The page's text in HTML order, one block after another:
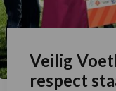
Veilig
respect